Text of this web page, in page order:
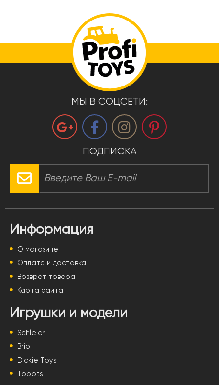
МЫ В СОЦСЕТИ:
ПОДПИСКА
Информация
О магазине
Оплата и доставка
Возврат товара
Карта сайта
Игрушки и модели
Schleich
Brio
Dickie Toys
Tobots